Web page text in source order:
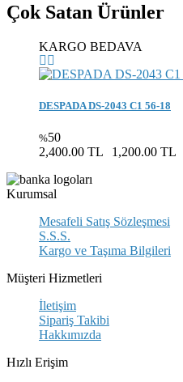
Çok Satan Ürünler
KARGO BEDAVA
DESPADA DS-2043 C1 56-18
%50
2,400.00 TL
1,200.00 TL
Kurumsal
Mesafeli Satış Sözleşmesi
S.S.S.
Kargo ve Taşıma Bilgileri
Müşteri Hizmetleri
İletişim
Sipariş Takibi
Hakkımızda
Hızlı Erişim